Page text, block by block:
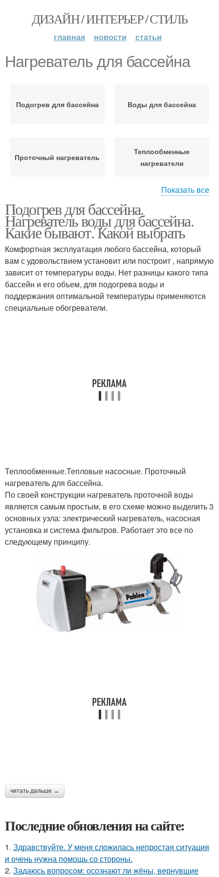
ДИЗАЙН / ИНТЕРЬЕР / СТИЛЬ
главная новости статьи
Нагреватель для бассейна
Подогрев для бассейна Воды для бассейна
Проточный нагреватель
Теплообменные
нагреватели
Насосные нагреватели
бассейна
Дровяной нагреватель
Электронагреватели
для бассейна
Показать все
Подогрев для бассейна.
Нагреватель воды для бассейна.
Какие бывают. Какой выбрать
Комфортная эксплуатация любого бассейна, который
вам с удовольствием установит или построит , напрямую
зависит от температуры воды. Нет разницы какого типа
бассейн и его объем, для подогрева воды и
поддержания оптимальной температуры применяются
специальные обогреватели.
Теплообменные.Тепловые насосные. Проточный
нагреватель для бассейна.
По своей конструкции нагреватель проточной воды
является самым простым, в его схеме можно выделить 3
основных узла: электрический нагреватель, насосная
установка и система фильтров. Работает это все по
следующему принципу.
читать дальше →
Последние обновления на сайте:
1. Здравствуйте. У меня сложилась непростая ситуация
и очень нужна помощь со стороны.
2. Задаюсь вопросом: осознают ли жёны, вернувшие